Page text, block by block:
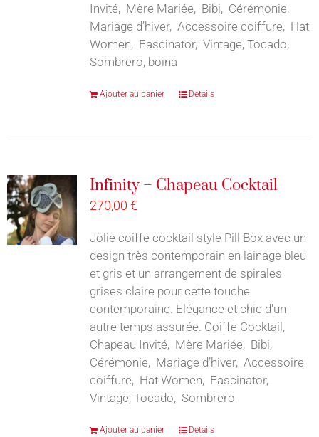
Invité, Mère Mariée, Bibi, Cérémonie,
Mariage d’hiver, Accessoire coiffure, Hat
Women, Fascinator, Vintage, Tocado,
Sombrero, boina
Ajouter au panier Détails
Infinity – Chapeau Cocktail
270,00 €
Jolie coiffe cocktail style Pill Box avec un
design très contemporain en lainage bleu
et gris et un arrangement de spirales
grises claire pour cette touche
contemporaine. Elégance et chic d'un
autre temps assurée. Coiffe Cocktail,
Chapeau Invité, Mère Mariée, Bibi,
Cérémonie, Mariage d’hiver, Accessoire
coiffure, Hat Women, Fascinator,
Vintage, Tocado, Sombrero
Ajouter au panier Détails